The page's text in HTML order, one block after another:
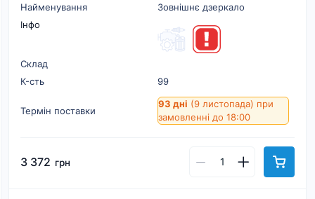
Найменування
Зовнішнє дзеркало
Інфо
Склад
К-cть
99
Термін поставки
93 дні (9 листопада) при
замовленні до 18:00
3 372 грн